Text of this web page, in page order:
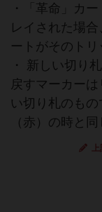
・「革命」カ
レイされた場
ートがそのトリ
・ 新しい切り
戻すマーカー
い切り札のも
（赤）の時と